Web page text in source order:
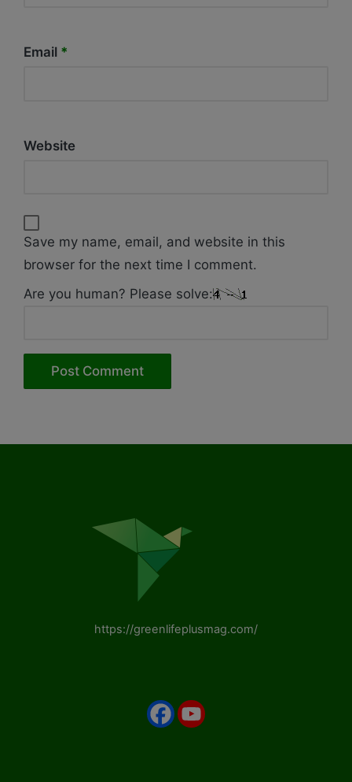
Email *
Website
Save my name, email, and website in this
browser for the next time I comment.
Are you human? Please solve:
https://greenlifeplusmag.com/